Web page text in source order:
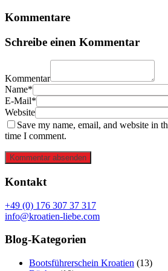
Kommentare
Schreibe einen Kommentar
Kommentar
Name*
E-Mail*
Website
Save my name, email, and website in
time I comment.
Kommentar absenden
Kontakt
+49 (0) 176 307 37 317
info@kroatien-liebe.com
Blog-Kategorien
Bootsführerschein Kroatien (13)